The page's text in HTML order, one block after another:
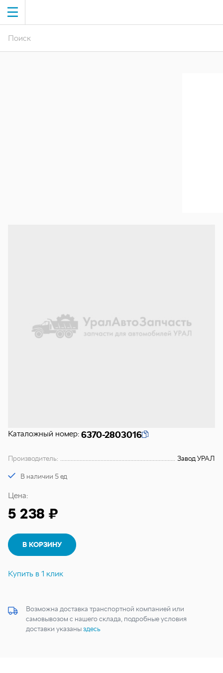
Каталожный номер: 6370-2803016
Производитель: Завод УРАЛ
В наличии 5 ед
Цена:
5 238 ₽
В КОРЗИНУ
Купить в 1 клик
Возможна доставка транспортной компанией или
самовывозом с нашего склада, подробные условия
доставки указаныздесь